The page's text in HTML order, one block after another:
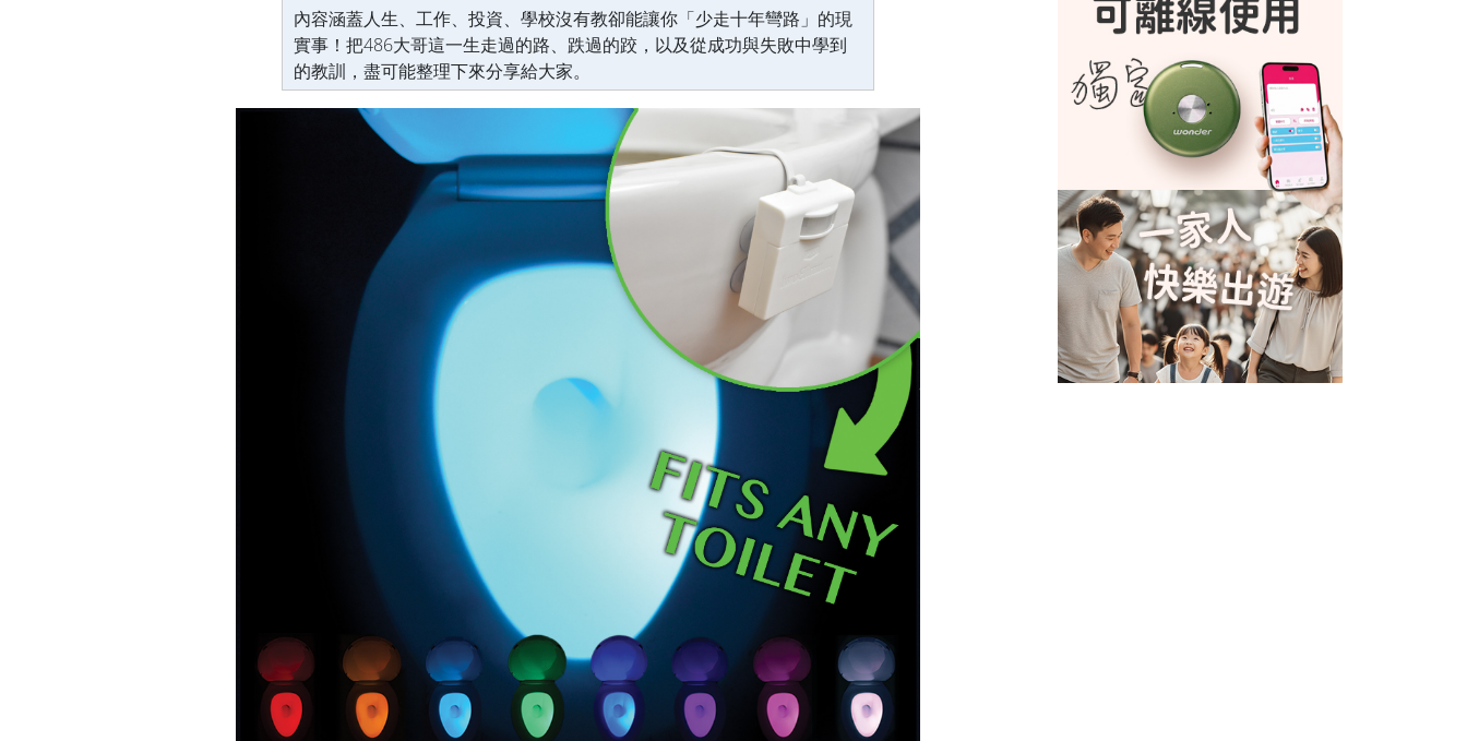
內容涵蓋人生、工作、投資、學校沒有教卻能讓你「少走十年彎路」的現
實事！把486大哥這一生走過的路、跌過的跤，以及從成功與失敗中學到
的教訓，盡可能整理下來分享給大家。